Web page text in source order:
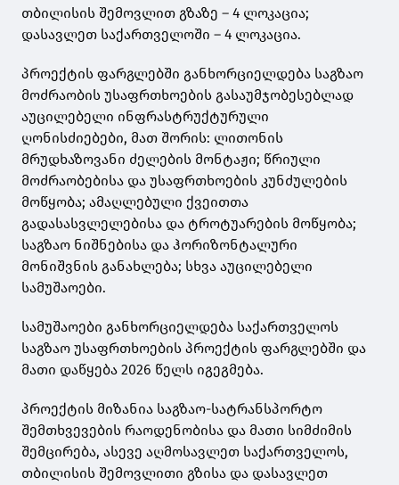
თბილისის შემოვლით გზაზე – 4 ლოკაცია;
დასავლეთ საქართველოში – 4 ლოკაცია.
პროექტის ფარგლებში განხორციელდება საგზაო
მოძრაობის უსაფრთხოების გასაუმჯობესებლად
აუცილებელი ინფრასტრუქტურული
ღონისძიებები, მათ შორის: ლითონის
მრუდხაზოვანი ძელების მონტაჟი; წრიული
მოძრაობებისა და უსაფრთხოების კუნძულების
მოწყობა; ამაღლებული ქვეითთა
გადასასვლელებისა და ტროტუარების მოწყობა;
საგზაო ნიშნებისა და ჰორიზონტალური
მონიშვნის განახლება; სხვა აუცილებელი
სამუშაოები.
სამუშაოები განხორციელდება საქართველოს
საგზაო უსაფრთხოების პროექტის ფარგლებში და
მათი დაწყება 2026 წელს იგეგმება.
პროექტის მიზანია საგზაო-სატრანსპორტო
შემთხვევების რაოდენობისა და მათი სიმძიმის
შემცირება, ასევე აღმოსავლეთ საქართველოს,
თბილისის შემოვლითი გზისა და დასავლეთ